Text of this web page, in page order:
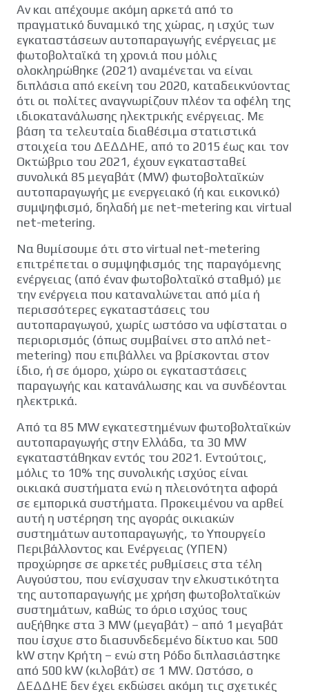
Αν και απέχουμε ακόμη αρκετά από το
πραγματικό δυναμικό της χώρας, η ισχύς των
εγκαταστάσεων αυτοπαραγωγής ενέργειας με
φωτοβολταϊκά τη χρονιά που μόλις
ολοκληρώθηκε (2021) αναμένεται να είναι
διπλάσια από εκείνη του 2020, καταδεικνύοντας
ότι οι πολίτες αναγνωρίζουν πλέον τα οφέλη της
ιδιοκατανάλωσης ηλεκτρικής ενέργειας. Με
βάση τα τελευταία διαθέσιμα στατιστικά
στοιχεία του ΔΕΔΔΗΕ, από το 2015 έως και τον
Οκτώβριο του 2021, έχουν εγκατασταθεί
συνολικά 85 μεγαβάτ (MW) φωτοβολταϊκών
αυτοπαραγωγής με ενεργειακό (ή και εικονικό)
συμψηφισμό, δηλαδή με net-metering και virtual
net-metering.
Να θυμίσουμε ότι στο virtual net-metering
επιτρέπεται ο συμψηφισμός της παραγόμενης
ενέργειας (από έναν φωτοβολταϊκό σταθμό) με
την ενέργεια που καταναλώνεται από μία ή
περισσότερες εγκαταστάσεις του
αυτοπαραγωγού, χωρίς ωστόσο να υφίσταται ο
περιορισμός (όπως συμβαίνει στο απλό net-
metering) που επιβάλλει να βρίσκονται στον
ίδιο, ή σε όμορο, χώρο οι εγκαταστάσεις
παραγωγής και κατανάλωσης και να συνδέονται
ηλεκτρικά.
Από τα 85 MW εγκατεστημένων φωτοβολταϊκών
αυτοπαραγωγής στην Ελλάδα, τα 30 MW
εγκαταστάθηκαν εντός του 2021. Εντούτοις,
μόλις το 10% της συνολικής ισχύος είναι
οικιακά συστήματα ενώ η πλειονότητα αφορά
σε εμπορικά συστήματα. Προκειμένου να αρθεί
αυτή η υστέρηση της αγοράς οικιακών
συστημάτων αυτοπαραγωγής, το Υπουργείο
Περιβάλλοντος και Ενέργειας (ΥΠΕΝ)
προχώρησε σε αρκετές ρυθμίσεις στα τέλη
Αυγούστου, που ενίσχυσαν την ελκυστικότητα
της αυτοπαραγωγής με χρήση φωτοβολταϊκών
συστημάτων, καθώς το όριο ισχύος τους
αυξήθηκε στα 3 MW (μεγαβάτ) – από 1 μεγαβάτ
που ίσχυε στο διασυνδεδεμένο δίκτυο και 500
kW στην Κρήτη – ενώ στη Ρόδο διπλασιάστηκε
από 500 kW (κιλοβάτ) σε 1 MW. Ωστόσο, ο
ΔΕΔΔΗΕ δεν έχει εκδώσει ακόμη τις σχετικές